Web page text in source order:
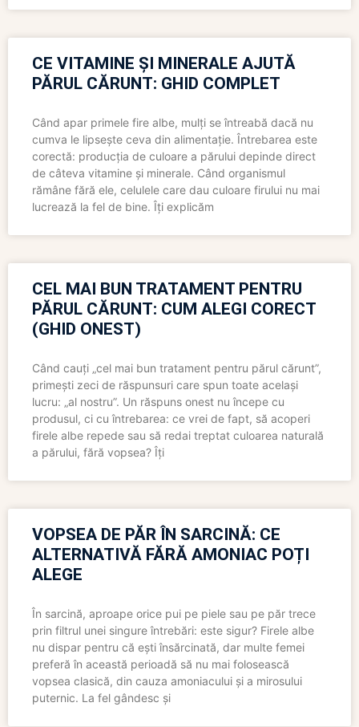
CE VITAMINE ȘI MINERALE AJUTĂ
PĂRUL CĂRUNT: GHID COMPLET
Când apar primele fire albe, mulți se întreabă dacă nu
cumva le lipsește ceva din alimentație. Întrebarea este
corectă: producția de culoare a părului depinde direct
de câteva vitamine și minerale. Când organismul
rămâne fără ele, celulele care dau culoare firului nu mai
lucrează la fel de bine. Îți explicăm
CEL MAI BUN TRATAMENT PENTRU
PĂRUL CĂRUNT: CUM ALEGI CORECT
(GHID ONEST)
Când cauți „cel mai bun tratament pentru părul cărunt”,
primești zeci de răspunsuri care spun toate același
lucru: „al nostru”. Un răspuns onest nu începe cu
produsul, ci cu întrebarea: ce vrei de fapt, să acoperi
firele albe repede sau să redai treptat culoarea naturală
a părului, fără vopsea? Îți
VOPSEA DE PĂR ÎN SARCINĂ: CE
ALTERNATIVĂ FĂRĂ AMONIAC POȚI
ALEGE
În sarcină, aproape orice pui pe piele sau pe păr trece
prin filtrul unei singure întrebări: este sigur? Firele albe
nu dispar pentru că ești însărcinată, dar multe femei
preferă în această perioadă să nu mai folosească
vopsea clasică, din cauza amoniacului și a mirosului
puternic. La fel gândesc și